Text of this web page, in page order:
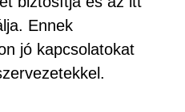
Ennek
jó kapcsolatokat